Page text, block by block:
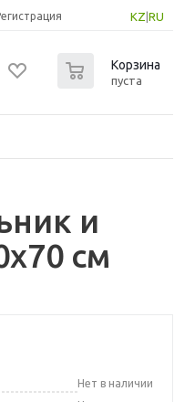
KZ RU
Корзина
пуста
и
см
Нет в наличии